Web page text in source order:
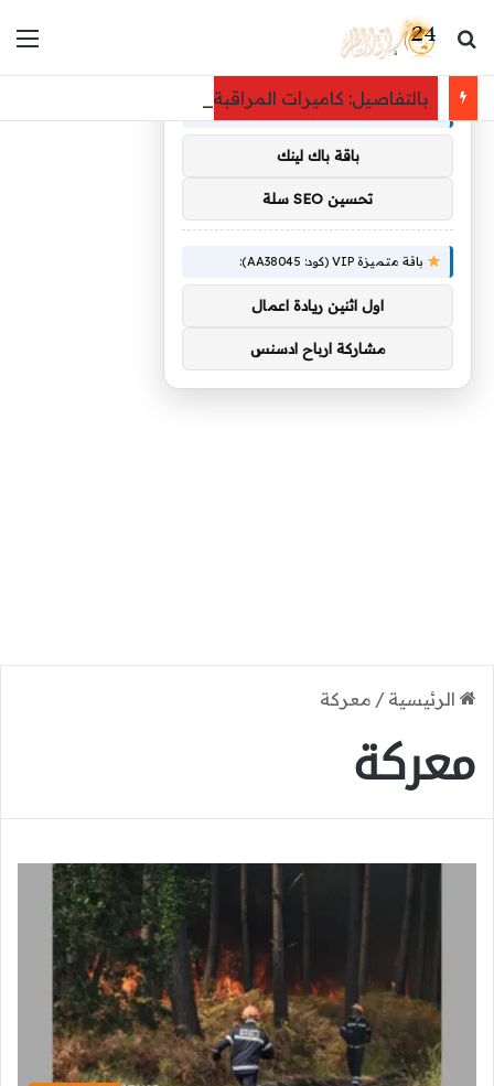
بحث عن
بالتفاصيل: كاميرات المراقبة كشفت اللص: فأر يسطو على مجوهرات بـ12
الرئيسية / معركة
معركة
توصيات :
باقة متميزة VIP (كود: AA11138):
باقة باك لينك
تحسين SEO سلة
باقة متميزة VIP (كود: AA38045):
اول اثنين ريادة اعمال
مشاركة ارباح ادسنس